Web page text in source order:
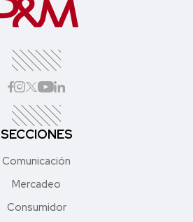
SECCIONES
Comunicación
Mercadeo
Consumidor